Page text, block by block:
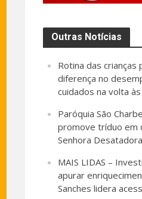
Outras Notícias
Rotina das crianças
diferença no
cuidados na volta às
Paróquia São
promove tríduo em
Senhora
MAIS LIDAS –
apurar
Sanches lidera